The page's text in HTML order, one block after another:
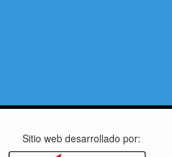
Sitio web desarrollado por: